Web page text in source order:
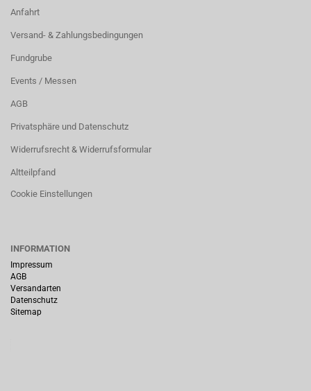
Anfahrt
Versand- & Zahlungsbedingungen
Fundgrube
Events / Messen
AGB
Privatsphäre und Datenschutz
Widerrufsrecht & Widerrufsformular
Altteilpfand
Cookie Einstellungen
INFORMATION
Impressum
AGB
Versandarten
Datenschutz
Sitemap